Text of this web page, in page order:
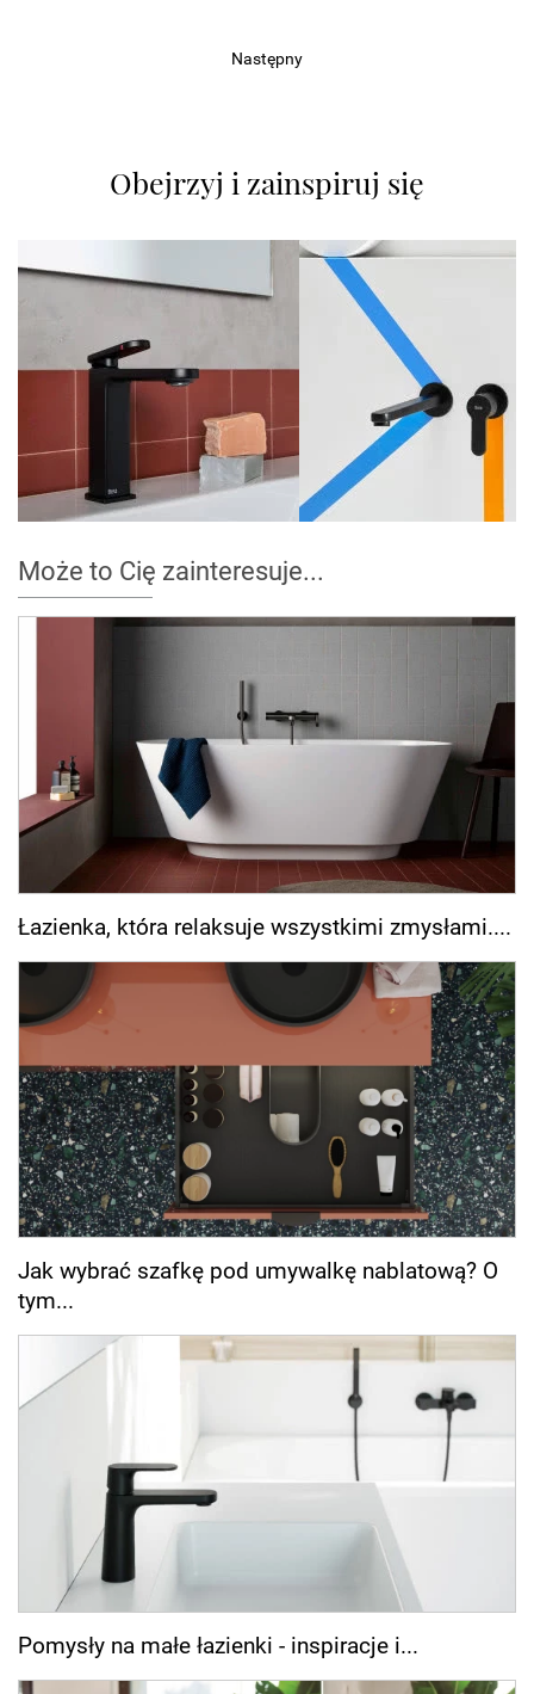
Następny
Obejrzyj i zainspiruj się
Może to Cię zainteresuje...
Łazienka, która relaksuje wszystkimi zmysłami....
Jak wybrać szafkę pod umywalkę nablatową? O
tym...
Pomysły na małe łazienki - inspiracje i...